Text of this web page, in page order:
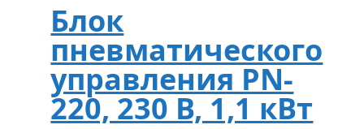
Блок
пневматического
управления PN-
220, 230 В, 1,1 кВт